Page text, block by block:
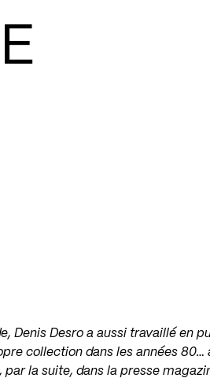
Denis Desro a aussi travaillé en
collection dans les années 80…
la suite, dans la presse